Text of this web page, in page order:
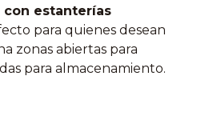
estanterías
para quienes desean
zonas abiertas para
para almacenamiento.